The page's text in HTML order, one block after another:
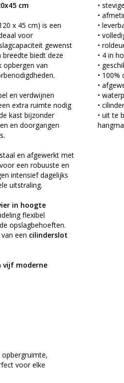
cm
x 45 cm) is een
voor
gewenst
biedt deze
van
en verdwijnen
extra ruimte nodig
kast bijzonder
en doorgangen
en afgewerkt met
een robuuste en
intensief dagelijks
uitstraling.
in hoogte
flexibel
opslagbehoeften.
een cilinderslot
vijf moderne
opbergruimte,
voor elke
•
•
•
•
•
• 4 in
•
• 100%
•
•
•
• uit te